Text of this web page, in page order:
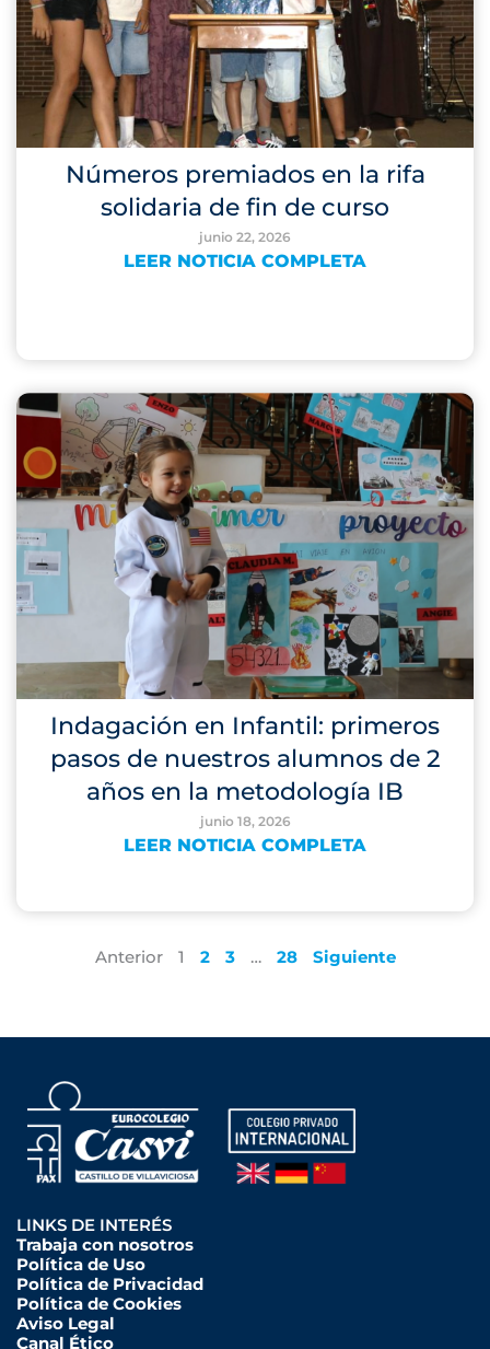
Números premiados en la rifa
solidaria de fin de curso
junio 22, 2026
LEER NOTICIA COMPLETA
Indagación en Infantil: primeros
pasos de nuestros alumnos de 2
años en la metodología IB
junio 18, 2026
LEER NOTICIA COMPLETA
Anterior 1 2 3 … 28 Siguiente
LINKS DE INTERÉS
Trabaja con nosotros
Política de Uso
Política de Privacidad
Política de Cookies
Aviso Legal
Canal Ético